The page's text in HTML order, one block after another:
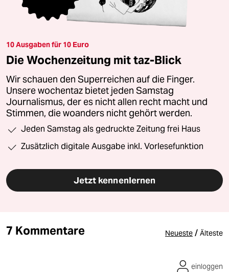
10 Ausgaben für 10 Euro
Die Wochenzeitung mit taz-Blick
Wir schauen den Superreichen auf die Finger.
Unsere wochentaz bietet jeden Samstag
Journalismus, der es nicht allen recht macht und
Stimmen, die woanders nicht gehört werden.
Jeden Samstag als gedruckte Zeitung frei Haus
Zusätzlich digitale Ausgabe inkl. Vorlesefunktion
Jetzt kennenlernen
7 Kommentare Neueste / Älteste
einloggen